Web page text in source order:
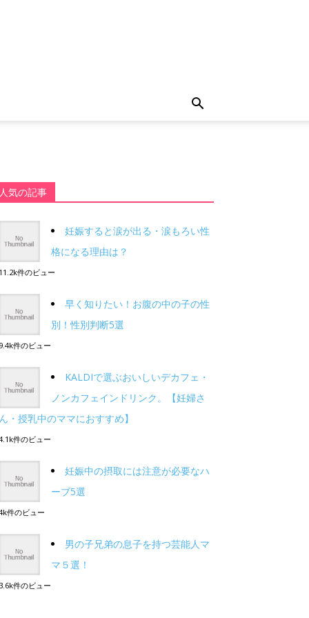
人気の記事
妊娠すると涙が出る・涙もろい性
格になる理由は？
11.2k件のビュー
早く知りたい！お腹の中の子の性
別！性別判断5選
9.4k件のビュー
KALDIで選ぶおいしいデカフェ・
ノンカフェインドリンク。【妊婦さ
ん・授乳中のママにおすすめ】
件のビュー
妊娠中の摂取には注意が必要なハ
ーブ5選
件のビュー
男の子兄弟の息子を持つ芸能人マ
マ５選！
3.6k件のビュー